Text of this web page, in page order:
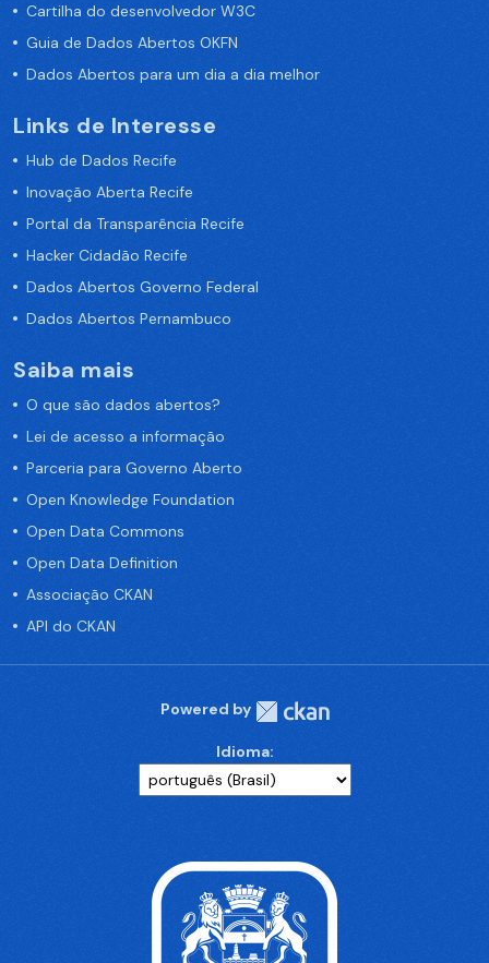
Cartilha do desenvolvedor W3C
Guia de Dados Abertos OKFN
Dados Abertos para um dia a dia melhor
Links de Interesse
Hub de Dados Recife
Inovação Aberta Recife
Portal da Transparência Recife
Hacker Cidadão Recife
Dados Abertos Governo Federal
Dados Abertos Pernambuco
Saiba mais
O que são dados abertos?
Lei de acesso a informação
Parceria para Governo Aberto
Open Knowledge Foundation
Open Data Commons
Open Data Definition
Associação CKAN
API do CKAN
Powered by
Idioma